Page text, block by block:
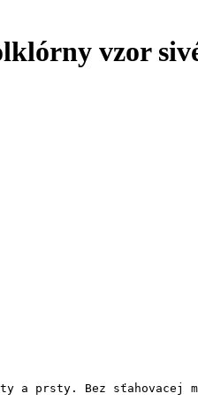
vzor
a prsty. Bez sťahovacej